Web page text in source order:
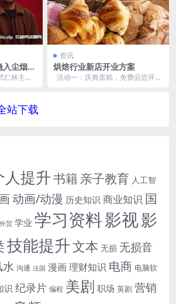
尘烟》
仁林主演
资讯
烘焙行业新店开业方案
​ 活动一：庆典蛋糕，免费品尝开业
站下载
人提升书籍 亲子教育 人工智
动画/动漫 历史知识商业知识 国
外贸 学业 学习资料影视影
技能提升文本 无损 无损音
沟通 法国 漫画理财知识 电商 电脑软
识 纪录片 编程 美剧 职场 英剧 营销